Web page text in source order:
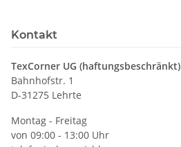
Kontakt
TexCorner UG (haftungsbeschränkt)
Bahnhofstr. 1
D-31275 Lehrte
Montag - Freitag
von 09:00 - 13:00 Uhr